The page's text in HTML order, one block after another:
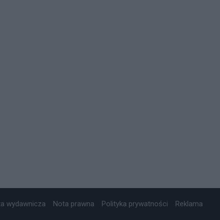
wydawnicza Nota prawna Polityka prywatności Reklama